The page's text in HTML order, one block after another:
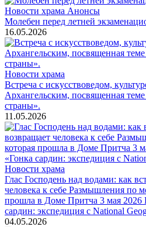
Новости храма Анонсы
Молебен перед летней
16.05.2026
Новости храма
Встреча с искусствоведом,
Архангельским, посвященная
страны».
11.05.2026
Новости храма
Глас Господень над водами: как
человека к себе Размышления по
прошла в Доме Притча 3 мая
сардин: экспедиция с National
04.05.2026